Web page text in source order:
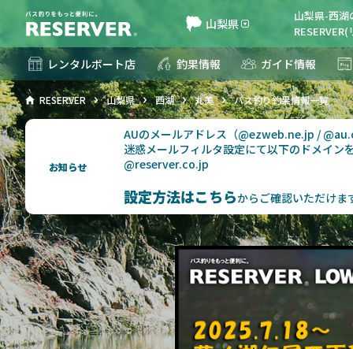
山梨県
山梨県-西湖
レンタルボート店 釣果情報 ガイド情報
RESERVER 山梨県 西湖 丸美 バス釣り釣果情報一覧
お知らせ
AUのメールアドレス（@ezweb.ne.jp /
迷惑メールフィルタ設定にて以下のドメイン
@reserver.co.jp
設定方法はこちらからご確認いただけま